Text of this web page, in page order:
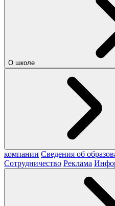
О школе
компании Сведения об
Сотрудничество Реклама